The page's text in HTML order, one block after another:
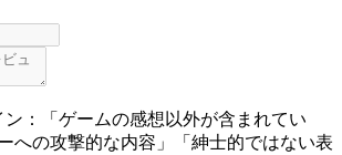
：「ゲームの感想以外が含まれてい
への攻撃的な内容」「紳士的ではない表